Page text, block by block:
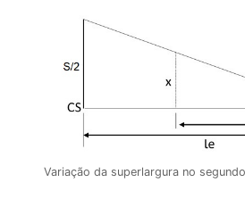
Variação da superlargura no